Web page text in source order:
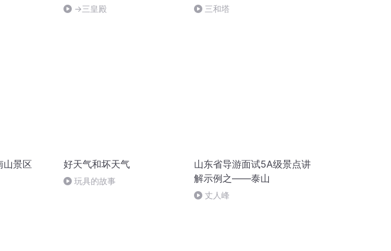
→三皇殿 三和塔
山景区 好天气和坏天气
玩具的故事
山东省导游面试5A级景点讲
解示例之——泰山
丈人峰